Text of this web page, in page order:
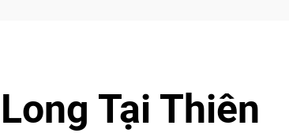
Tại Thiên